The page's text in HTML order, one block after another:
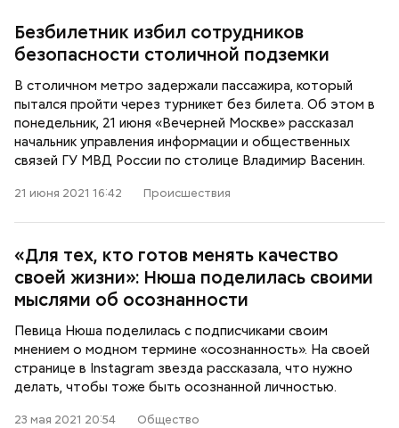
Безбилетник избил сотрудников
безопасности столичной подземки
В столичном метро задержали пассажира, который
пытался пройти через турникет без билета. Об этом в
понедельник, 21 июня «Вечерней Москве» рассказал
начальник управления информации и общественных
связей ГУ МВД России по столице Владимир Васенин.
21 июня 2021 16:42 Происшествия
«Для тех, кто готов менять качество
своей жизни»: Нюша поделилась своими
мыслями об осознанности
Певица Нюша поделилась с подписчиками своим
мнением о модном термине «осознанность». На своей
странице в Instagram звезда рассказала, что нужно
делать, чтобы тоже быть осознанной личностью.
23 мая 2021 20:54 Общество